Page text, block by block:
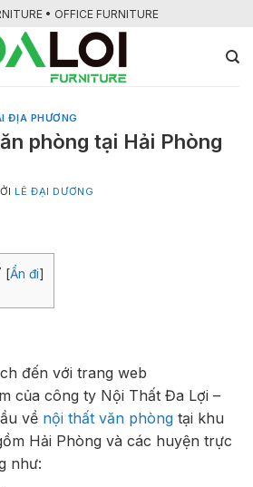
• OFFICE FURNITURE
ĐỊA PHƯƠNG
phòng tại Hải Phòng
LÊ ĐẠI DƯƠNG
[Ẩn đi]
đến với trang web
của công ty Nội Thất Đa Lợi –
về nội thất văn phòng tại khu
Hải Phòng và các huyện trực
như: